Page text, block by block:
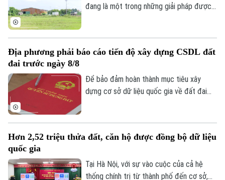
Chuyên mục
Thời sự
Hà Nội
Hà Nội
Nhịp sống Hà Nội
Thế giới
Biên.
đang là một trong những giải pháp được
Địa phương phải báo cáo tiến độ xây dựng CSDL đất
đai trước ngày 8/8
Để bảo đảm hoàn thành mục tiêu xây
dựng cơ sở dữ liệu quốc gia về đất đai
báo cáo trước ngày 8/8.
Hơn 2,52 triệu thửa đất, căn hộ được đồng bộ dữ liệu
quốc gia
Tại Hà Nội, với sự vào cuộc của cả hệ
thống chính trị từ thành phố đến cơ sở,